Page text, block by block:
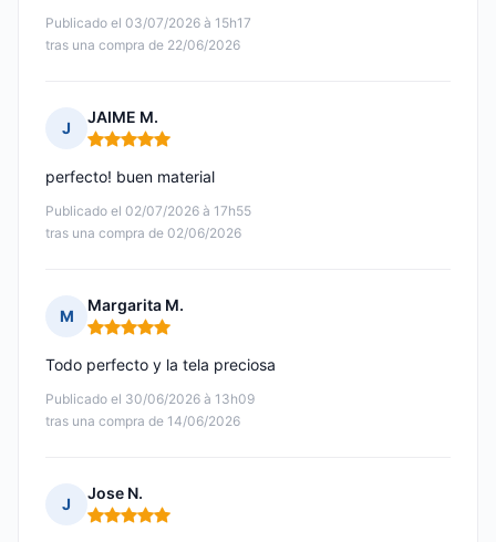
Publicado el 03/07/2026 à 15h17
tras una compra de 22/06/2026
J
JAIME M.
Nota: 5 de 5
Publicado el 02/07/2026 à 17h55
tras una compra de 02/06/2026
perfecto! buen material
M
Margarita M.
Nota: 5 de 5
Publicado el 30/06/2026 à 13h09
tras una compra de 14/06/2026
Todo perfecto y la tela preciosa
J
Jose N.
Nota: 5 de 5